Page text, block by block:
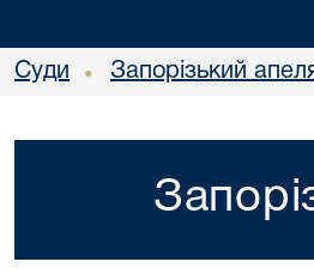
Суди • Запорізький